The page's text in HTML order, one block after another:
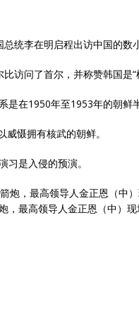
统李在明启程出访中国的数
访问了首尔，并称赞韩国是“
是在1950年至1953年的朝鲜
慑拥有核武的朝鲜。
习是入侵的预演。
，最高领导人金正恩（中）